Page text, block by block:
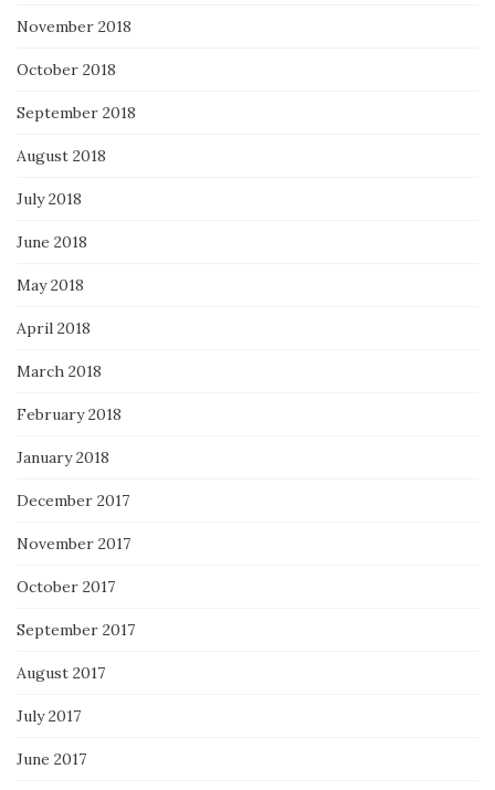
November 2018
October 2018
September 2018
August 2018
July 2018
June 2018
May 2018
April 2018
March 2018
February 2018
January 2018
December 2017
November 2017
October 2017
September 2017
August 2017
July 2017
June 2017